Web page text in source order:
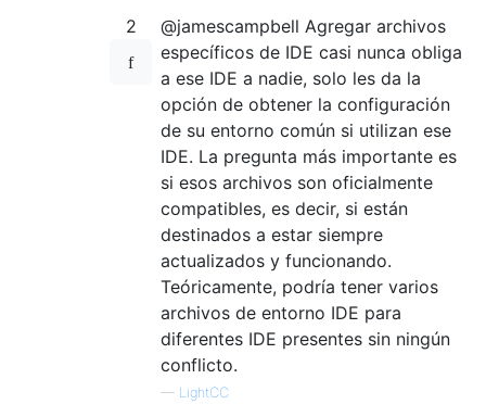
2
@jamescampbell Agregar archivos
específicos de IDE casi nunca obliga
a ese IDE a nadie, solo les da la
opción de obtener la configuración
de su entorno común si utilizan ese
IDE. La pregunta más importante es
si esos archivos son oficialmente
compatibles, es decir, si están
destinados a estar siempre
actualizados y funcionando.
Teóricamente, podría tener varios
archivos de entorno IDE para
diferentes IDE presentes sin ningún
conflicto.
— LightCC